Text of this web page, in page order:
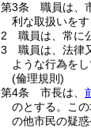
第3条
職員は、
利な取扱いを
2
職員は、常に
3
職員は、法律
ような行為をし
(倫理規則)
第4条
市長は、
のとする。
こ
の他市民の疑